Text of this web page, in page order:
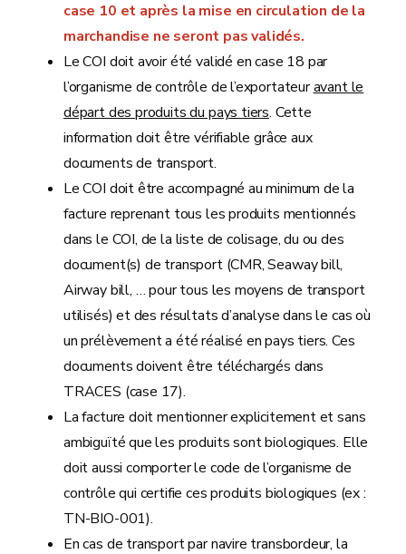
case 10 et après la mise en circulation de la
marchandise ne seront pas validés.
Le COI doit avoir été validé en case 18 par
l’organisme de contrôle de l’exportateuravant le
départ des produits du pays tiers. Cette
information doit être vérifiable grâce aux
documents de transport.
Le COI doit être accompagné au minimum de la
facture reprenant tous les produits mentionnés
dans le COI, de la liste de colisage, du ou des
document(s) de transport (CMR, Seaway bill,
Airway bill, … pour tous les moyens de transport
utilisés) et des résultats d’analyse dans le cas où
un prélèvement a été réalisé en pays tiers. Ces
documents doivent être téléchargés dans
TRACES (case 17).
La facture doit mentionner explicitement et sans
ambiguïté que les produits sont biologiques. Elle
doit aussi comporter le code de l’organisme de
contrôle qui certifie ces produits biologiques (ex :
TN-BIO-001).
En cas de transport par navire transbordeur, la